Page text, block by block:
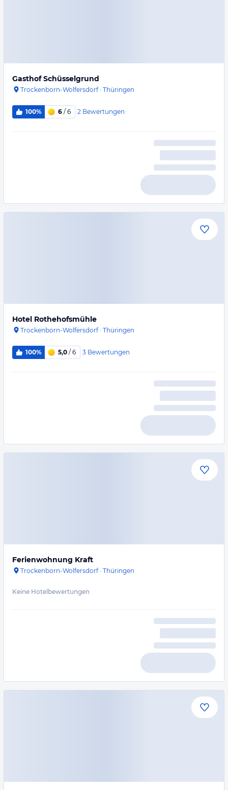
Gasthof Schüsselgrund
Trockenborn-Wolfersdorf· Thüringen
100% 6 / 6 2 Bewertungen
Hotel Rothehofsmühle
Trockenborn-Wolfersdorf· Thüringen
100% 5,0 / 6 3 Bewertungen
Ferienwohnung Kraft
Trockenborn-Wolfersdorf· Thüringen
Keine Hotelbewertungen